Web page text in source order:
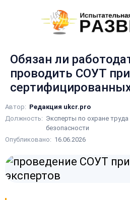
Обязан ли
проводить СОУТ
Автор: Редакция ukcr.pro
Должность: Эксперты по охране
безопасности
Опубликовано: 16.06.2026